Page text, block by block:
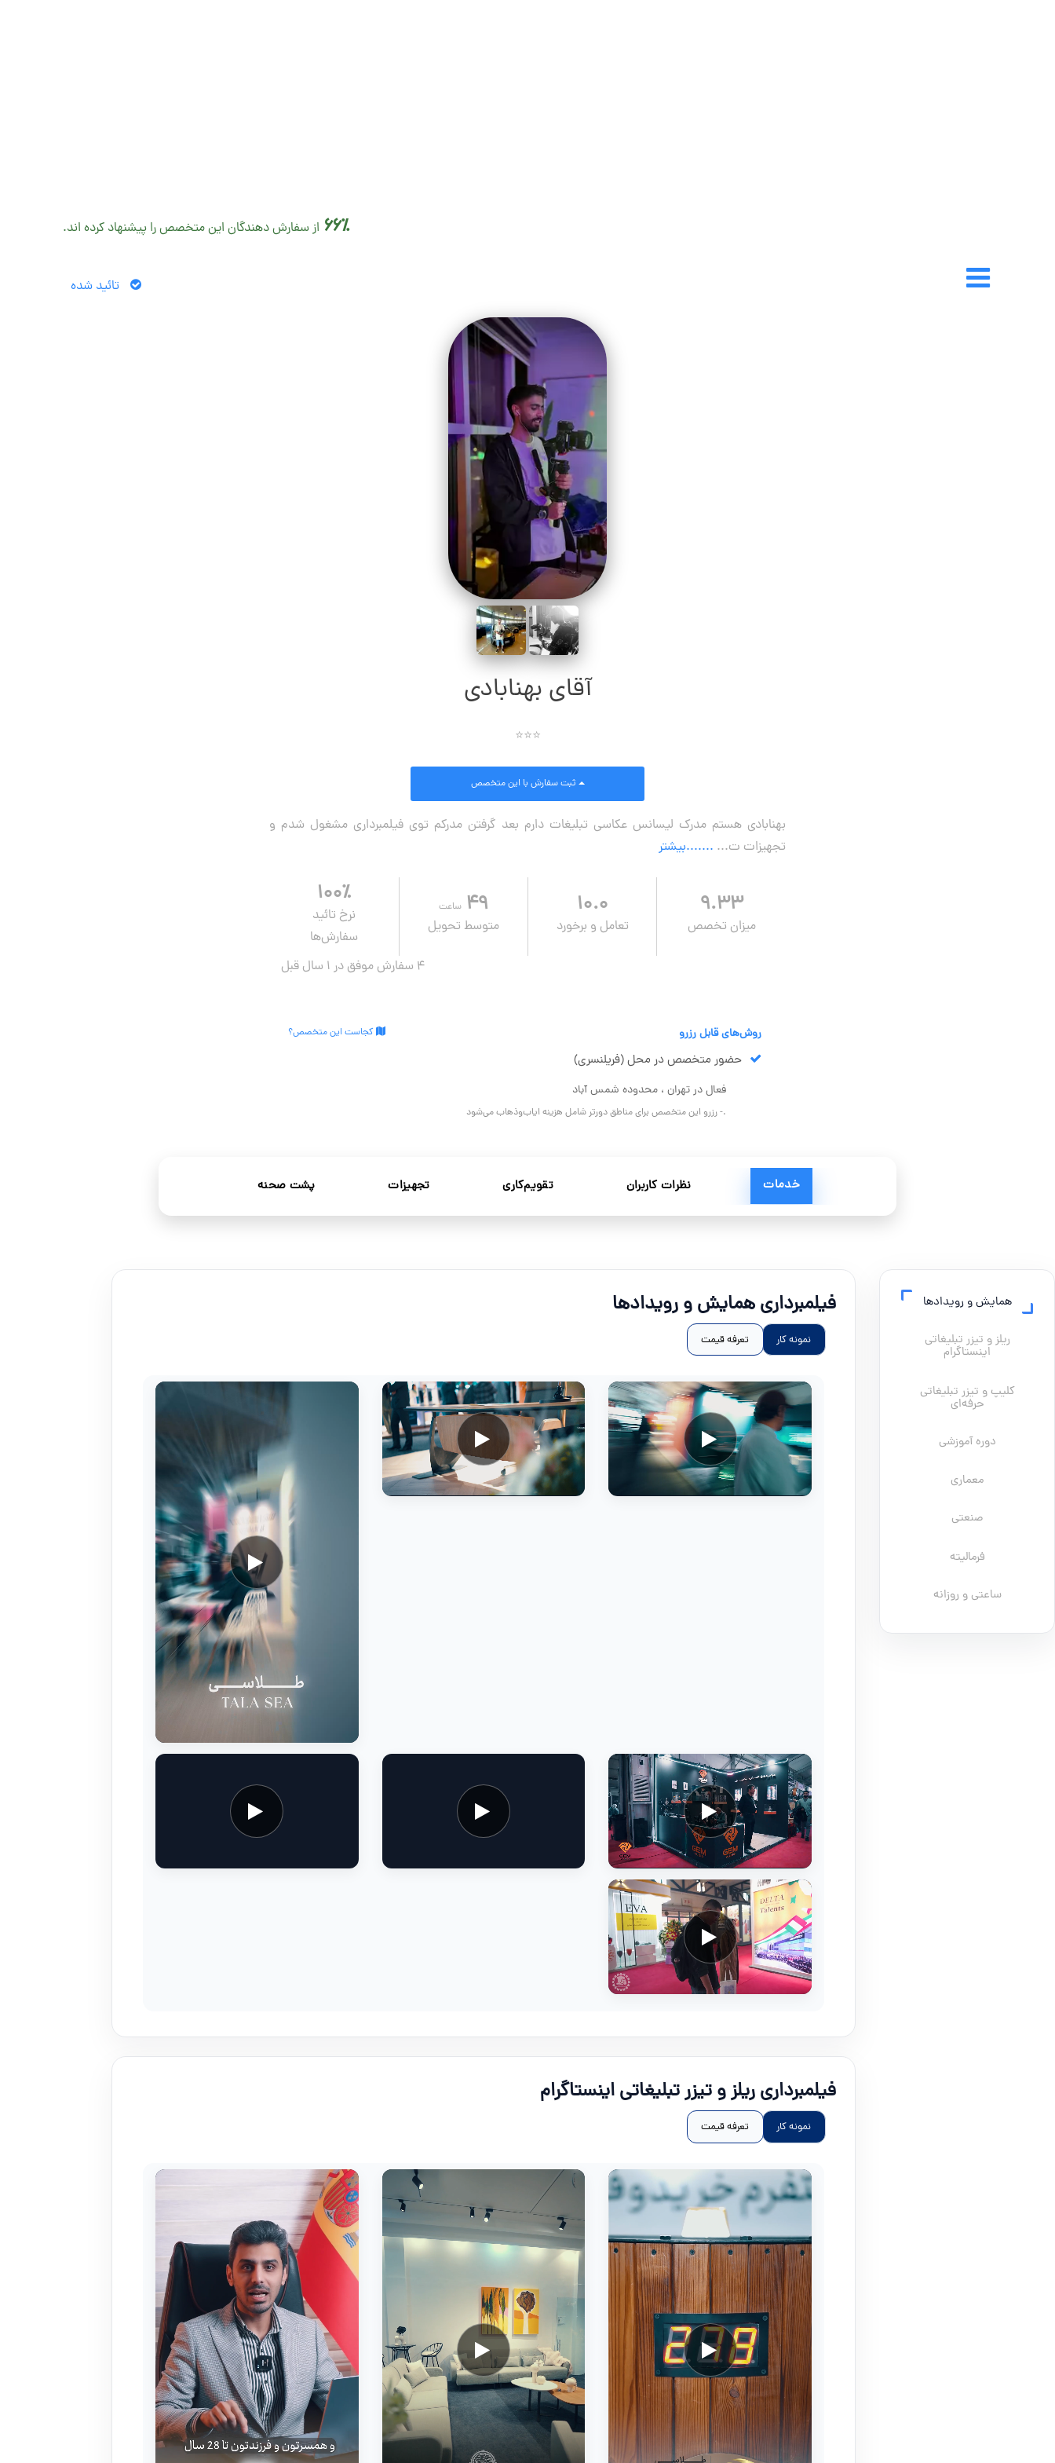
66٪ از سفارش دهندگان این متخصص را پیشنهاد کرده اند.
تائید شده
آقای بهنابادی
⭐⭐⭐
با این متخصص
بهنابادی هستم مدرک لیسانس عکاسی تبلیغات دارم بعد گرفتن مدرکم توی فیلمبرداری مشغول شدم و
تجهیزات ت... .......بیشتر
۹.۳۳
میزان تخصص
۱۰.۰
تعامل و برخورد
۴۹ ساعت
متوسط تحویل
۱۰۰٪
نرخ تائید
سفارش‌ها
4 سفارش موفق در ۱ سال قبل
روش‌های قابل رزرو
حضور متخصص در محل (فریلنسری)
فعال در تهران ، محدوده شمس آباد
.- رزرو این متخصص برای مناطق دورتر شامل هزینه ایاب‌وذهاب می‌شود
کجاست این متخصص؟
خدمات نظرات کاربران تقویم‌کاری تجهیزات پشت صحنه
همایش و رویدادها
ریلز و تیزر تبلیغاتی
اینستاگرام
کلیپ و تیزر تبلیغاتی
حرفه‌ای
دوره آموزشی
معماری
صنعتی
فرمالیته
ساعتی و روزانه
فیلمبرداری همایش و رویدادها
نمونه کار تعرفه قیمت
فیلمبرداری ریلز و تیزر تبلیغاتی اینستاگرام
نمونه کار تعرفه قیمت